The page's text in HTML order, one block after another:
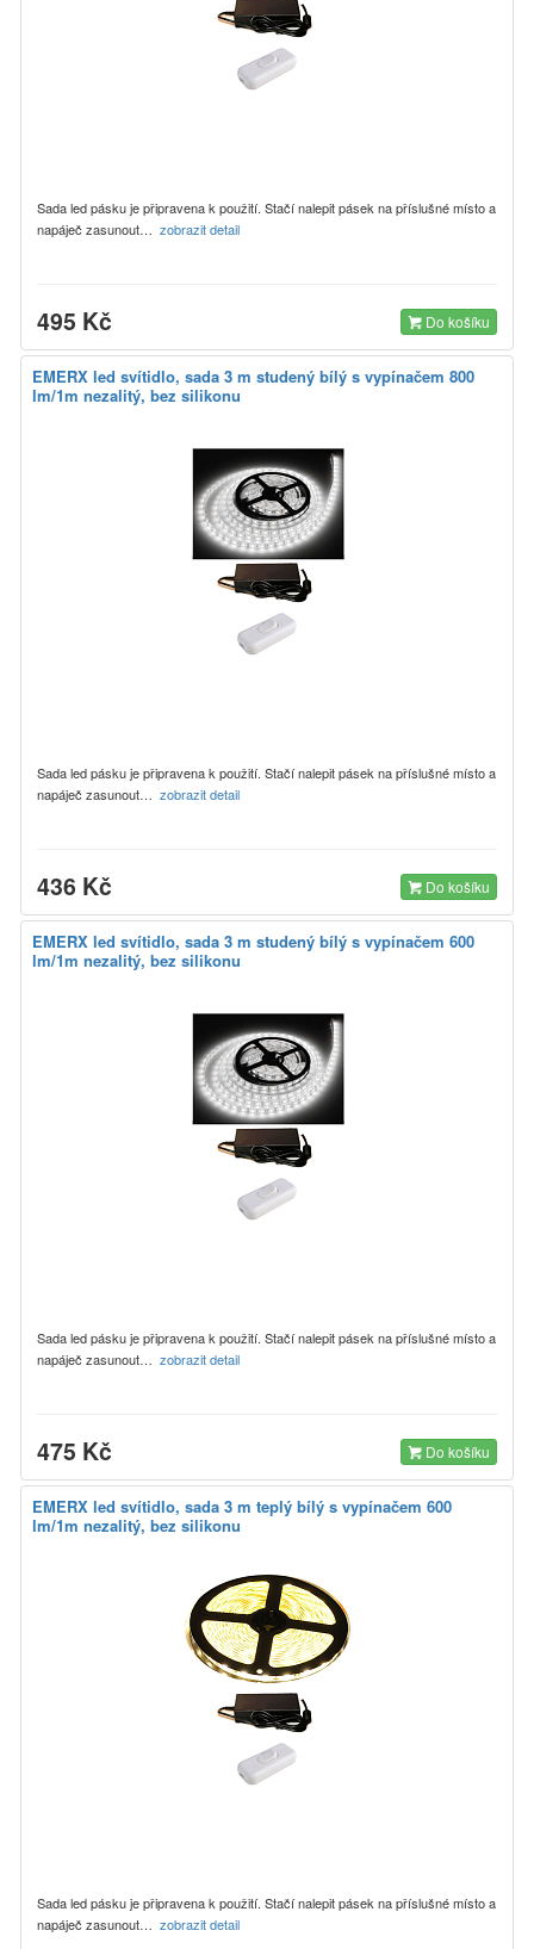
Sada led pásku je připravena k použití. Stačí nalepit pásek na příslušné místo a
napáječ zasunout… zobrazit detail
495 Kč Do košíku
EMERX led svítidlo, sada 3 m studený bílý s vypínačem 800
lm/1m nezalitý, bez silikonu
Sada led pásku je připravena k použití. Stačí nalepit pásek na příslušné místo a
napáječ zasunout… zobrazit detail
436 Kč Do košíku
EMERX led svítidlo, sada 3 m studený bílý s vypínačem 600
lm/1m nezalitý, bez silikonu
Sada led pásku je připravena k použití. Stačí nalepit pásek na příslušné místo a
napáječ zasunout… zobrazit detail
475 Kč Do košíku
EMERX led svítidlo, sada 3 m teplý bílý s vypínačem 600
lm/1m nezalitý, bez silikonu
Sada led pásku je připravena k použití. Stačí nalepit pásek na příslušné místo a
napáječ zasunout… zobrazit detail